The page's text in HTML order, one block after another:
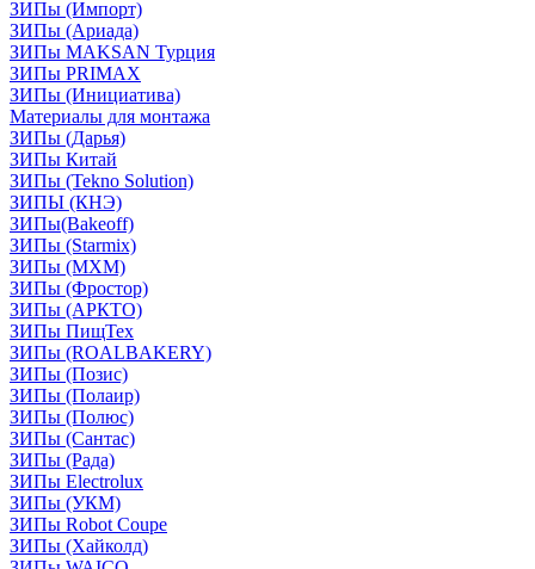
ЗИПы (Импорт)
ЗИПы (Ариада)
ЗИПы MAKSAN Турция
ЗИПы PRIMAX
ЗИПы (Инициатива)
Материалы для монтажа
ЗИПы (Дарья)
ЗИПы Китай
ЗИПы (Tekno Solution)
ЗИПЫ (КНЭ)
ЗИПы(Bakeoff)
ЗИПы (Starmix)
ЗИПы (МХМ)
ЗИПы (Фростор)
ЗИПы (АРКТО)
ЗИПы ПищТех
ЗИПы (ROALBAKERY)
ЗИПы (Позис)
ЗИПы (Полаир)
ЗИПы (Полюс)
ЗИПы (Сантас)
ЗИПы (Рада)
ЗИПы Electrolux
ЗИПы (УКМ)
ЗИПы Robot Coupe
ЗИПы (Хайколд)